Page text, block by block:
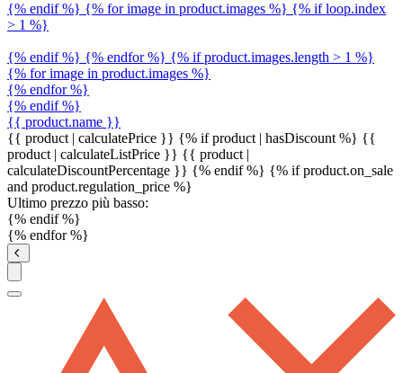
{% endif %} {% for image in product.images %} {% if loop.index
> 1 %}
{% endif %} {% endfor %} {% if product.images.length > 1 %}
{% for image in product.images %}
{% endfor %}
{% endif %}
{{ product.name }}
{{ product | calculatePrice }} {% if product | hasDiscount %} {{
product | calculateListPrice }} {{ product |
calculateDiscountPercentage }} {% endif %} {% if product.on_sale
and product.regulation_price %}
Ultimo prezzo più basso:
{% endif %}
{% endfor %}